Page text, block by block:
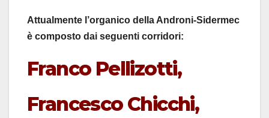
Attualmente l’organico della Androni-Sidermec
è composto dai seguenti corridori:
Franco Pellizotti,
Francesco Chicchi,